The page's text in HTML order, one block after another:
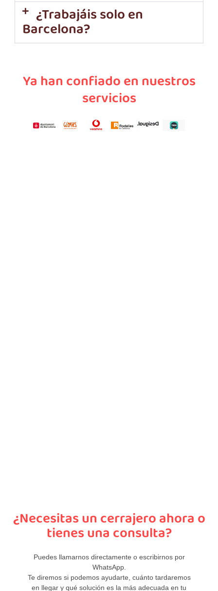
¿Trabajáis solo en
Barcelona?
Ya han confiado en nuestros
servicios
¿Necesitas un cerrajero ahora o
tienes una consulta?
Puedes llamarnos directamente o escribirnos por
WhatsApp.
Te diremos si podemos ayudarte, cuánto tardaremos
en llegar y qué solución es la más adecuada en tu